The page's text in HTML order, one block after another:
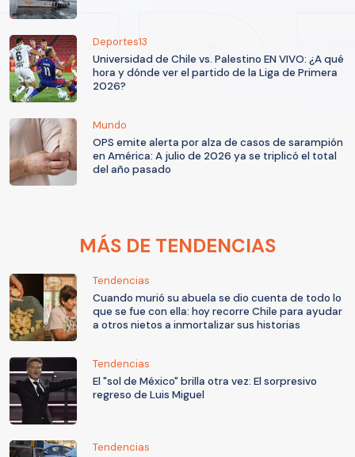
Deportes13
Universidad de Chile vs. Palestino EN VIVO: ¿A qué
hora y dónde ver el partido de la Liga de Primera
2026?
Mundo
OPS emite alerta por alza de casos de sarampión
en América: A julio de 2026 ya se triplicó el total
del año pasado
MÁS DE TENDENCIAS
Tendencias
Cuando murió su abuela se dio cuenta de todo lo
que se fue con ella: hoy recorre Chile para ayudar
a otros nietos a inmortalizar sus historias
Tendencias
El "sol de México" brilla otra vez: El sorpresivo
regreso de Luis Miguel
Tendencias